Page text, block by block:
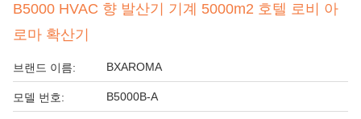
B5000 HVAC 향 발산기 기계 5000m2 호텔 로비 아
로마 확산기
브랜드 이름: BXAROMA
모델 번호: B5000B-A